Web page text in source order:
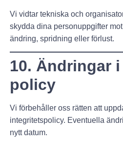
Vi vidtar tekniska och
skydda dina personuppgifter
ändring, spridning eller förlust.
10. Ändringar
policy
Vi förbehåller oss rätten att
integritetspolicy. Eventuella
nytt datum.